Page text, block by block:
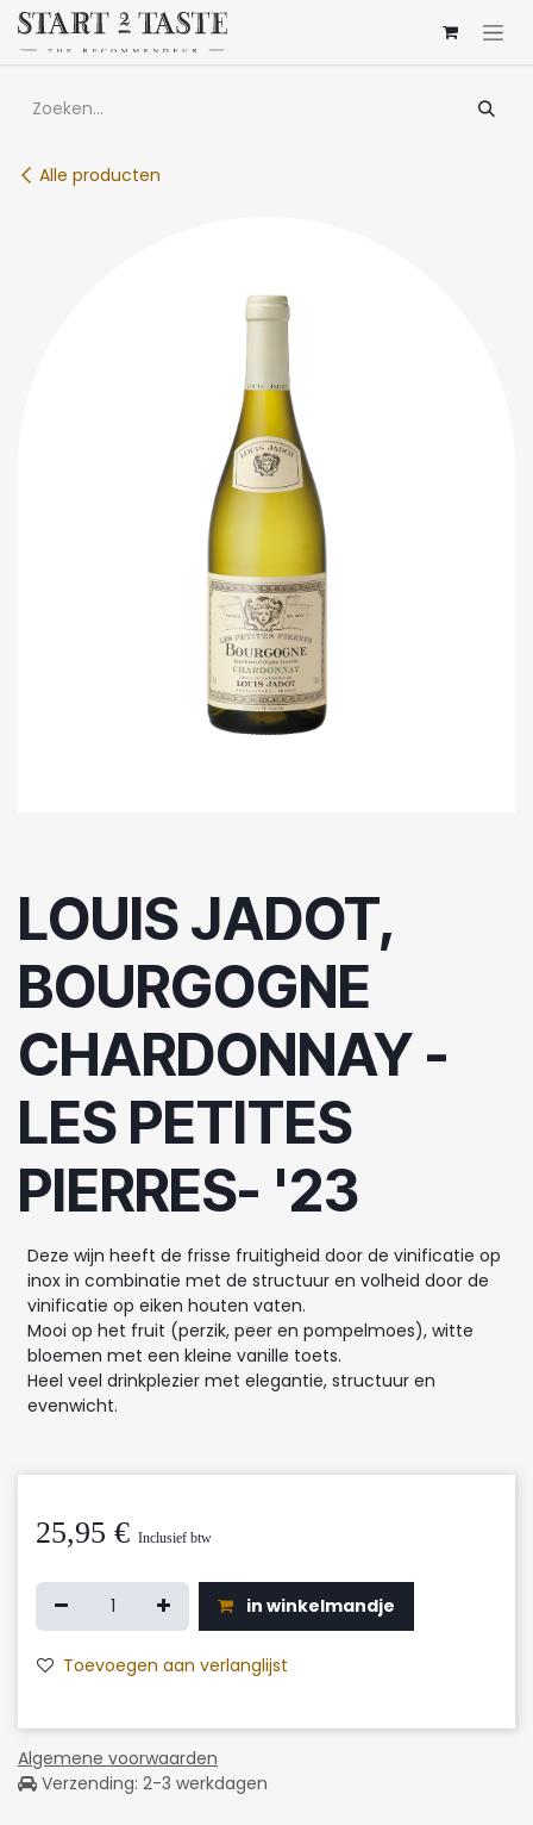
Overslaan naar inhoud
Alle producten
LOUIS JADOT,
BOURGOGNE
CHARDONNAY -
LES PETITES
PIERRES- '23
Deze wijn heeft de frisse fruitigheid door de vinificatie op
inox in combinatie met de structuur en volheid door de
vinificatie op eiken houten vaten.
Mooi op het fruit (perzik, peer en pompelmoes), witte
bloemen met een kleine vanille toets.
Heel veel drinkplezier met elegantie, structuur en
evenwicht.
25,95 € Inclusief btw
in winkelmandje
Toevoegen aan verlanglijst
Algemene voorwaarden
Verzending: 2-3 werkdagen